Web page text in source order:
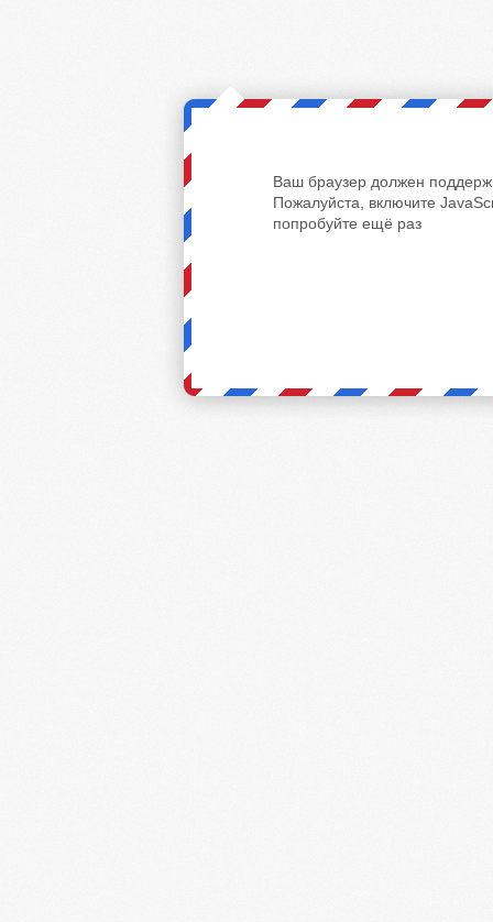
Ваш браузер должен
Пожалуйста, включите
попробуйте ещё раз